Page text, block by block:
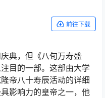
前往下载
典，但《八旬万寿盛
目的一部。这部由大学
帝八十寿辰活动的详细
影响力的皇帝之一，他